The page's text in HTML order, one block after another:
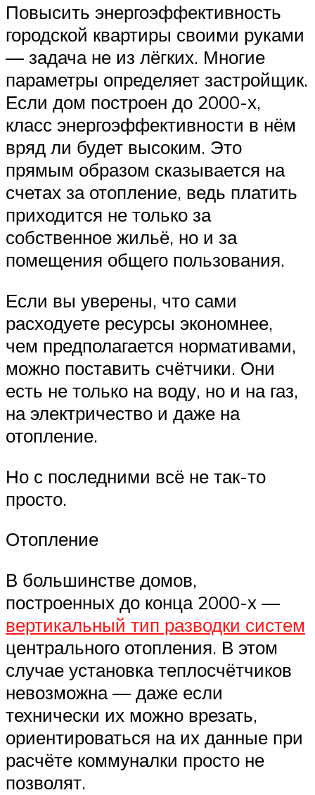
Повысить энергоэффективность
городской квартиры своими руками
— задача не из лёгких. Многие
параметры определяет застройщик.
Если дом построен до 2000-х,
класс энергоэффективности в нём
вряд ли будет высоким. Это
прямым образом сказывается на
счетах за отопление, ведь платить
приходится не только за
собственное жильё, но и за
помещения общего пользования.
Если вы уверены, что сами
расходуете ресурсы экономнее,
чем предполагается нормативами,
можно поставить счётчики. Они
есть не только на воду, но и на газ,
на электричество и даже на
отопление.
Но с последними всё не так-то
просто.
Отопление
В большинстве домов,
построенных до конца 2000-х —
вертикальный тип разводки систем
центрального отопления. В этом
случае установка теплосчётчиков
невозможна — даже если
технически их можно врезать,
ориентироваться на их данные при
расчёте коммуналки просто не
позволят.